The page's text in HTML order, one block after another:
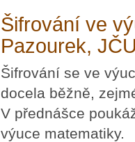
Šifrování ve
Pazourek,
Šifrování se ve
docela běžně,
V přednášce
výuce matematiky.